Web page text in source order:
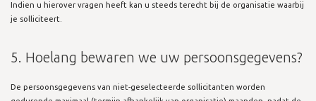
Indien u hierover vragen heeft kan u steeds terecht bij de organisatie waarbij
je solliciteert.
5. Hoelang bewaren we uw persoonsgegevens?
De persoonsgegevens van niet-geselecteerde sollicitanten worden